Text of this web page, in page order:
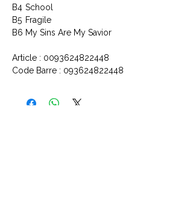
B4 School
B5 Fragile
B6 My Sins Are My Savior
Article : 0093624822448
Code Barre : 093624822448